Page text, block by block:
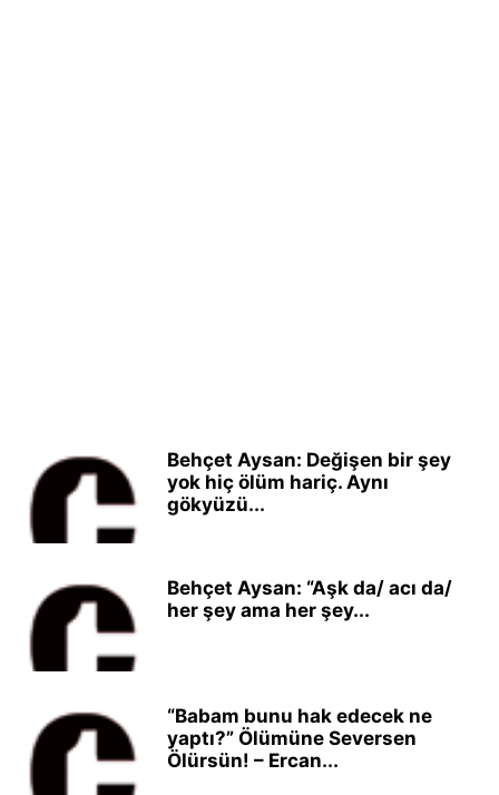
Behçet Aysan: Değişen bir şey
yok hiç ölüm hariç. Aynı
gökyüzü...
Behçet Aysan: “Aşk da/ acı da/
her şey ama her şey...
“Babam bunu hak edecek ne
yaptı?” Ölümüne Seversen
Ölürsün! – Ercan...